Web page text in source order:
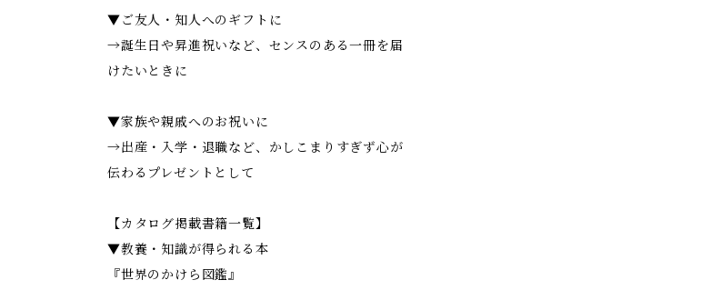
▼ご友人・知人へのギフトに
→誕生日や昇進祝いなど、センスのある一冊を届
けたいときに
▼家族や親戚へのお祝いに
→出産・入学・退職など、かしこまりすぎず心が
伝わるプレゼントとして
【カタログ掲載書籍一覧】
▼教養・知識が得られる本
『世界のかけら図鑑』